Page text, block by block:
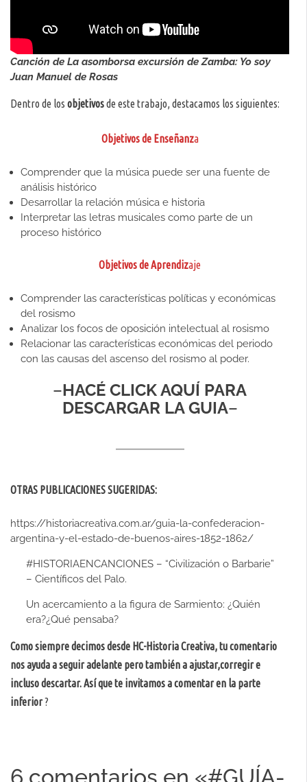
Canción de La asomborsa excursión de Zamba: Yo soy
Juan Manuel de Rosas
Dentro de los objetivosde este trabajo, destacamos los siguientes:
Objetivos de Enseñanza
Comprender que la música puede ser una fuente de
análisis histórico
Desarrollar la relación música e historia
Interpretar las letras musicales como parte de un
proceso histórico
Objetivos de Aprendizaje
Comprender las características políticas y económicas
del rosismo
Analizar los focos de oposición intelectual al rosismo
Relacionar las características económicas del periodo
con las causas del ascenso del rosismo al poder.
–HACÉ CLICK AQUÍ PARA
DESCARGAR LA GUIA–
OTRAS PUBLICACIONES SUGERIDAS:
https://historiacreativa.com.ar/guia-la-confederacion-
argentina-y-el-estado-de-buenos-aires-1852-1862/
#HISTORIAENCANCIONES – “Civilización o Barbarie”
– Científicos del Palo.
Un acercamiento a la figura de Sarmiento: ¿Quién
era?¿Qué pensaba?
Como siempre decimos desde HC-Historia Creativa, tu comentario
nos ayuda a seguir adelante pero también a ajustar,corregir e
incluso descartar. Así que te invitamos a comentar en la parte
inferior?
6 comentarios en «#GUÍA-